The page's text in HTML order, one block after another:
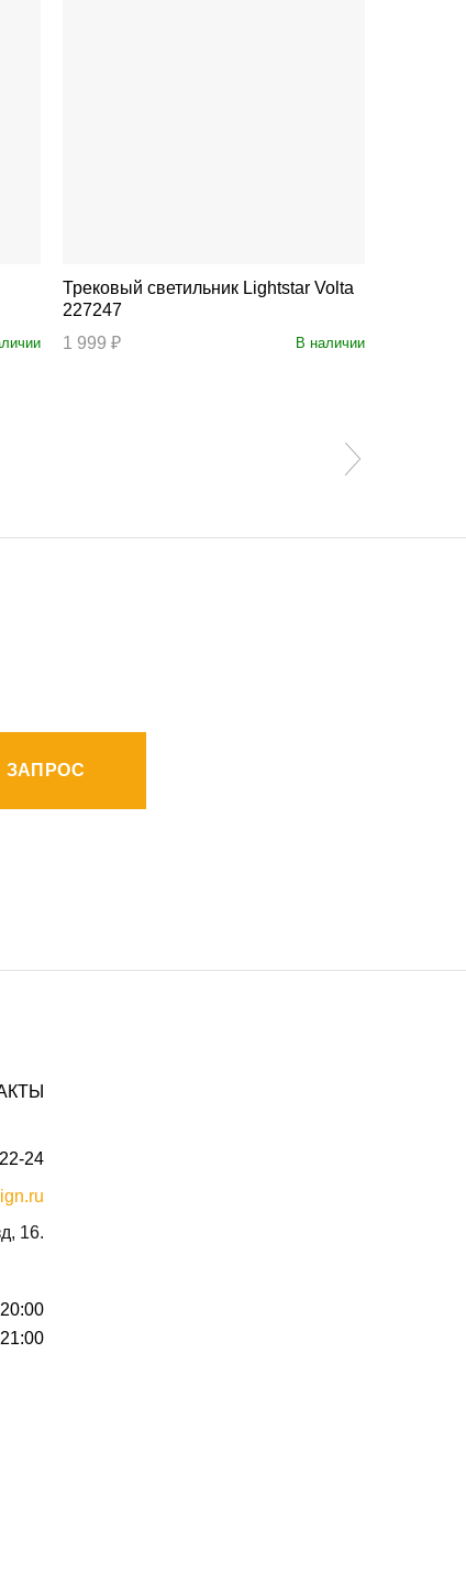
Трековый светильник Lightstar Volta
227247
1 999 ₽
В наличии
ЗАПРОС
24
16.